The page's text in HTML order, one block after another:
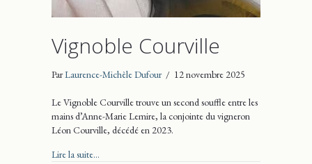
Vignoble Courville
ParLaurence-Michèle Dufour / 12 novembre 2025
Le Vignoble Courville trouve un second souffle entre les
mains d’Anne-Marie Lemire, la conjointe du vigneron
Léon Courville, décédé en 2023.
Lire la suite...